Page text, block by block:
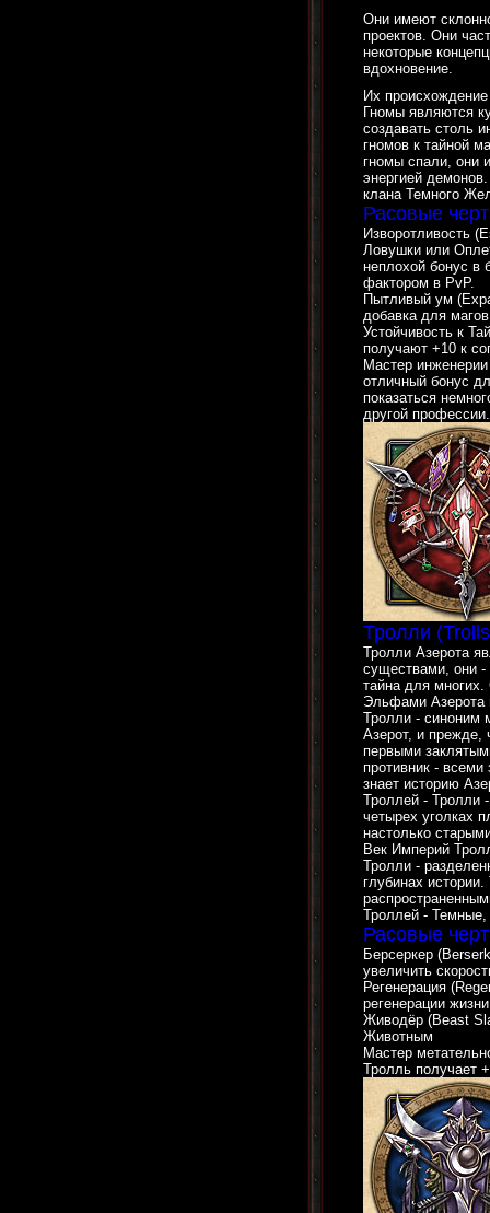
Они имеют
проектов. Они
некоторые
вдохновение.
Их
Гномы являются
создавать столь
гномов к тайной
гномы спали, они
энергией
клана Темного
Расовые
Изворотливость
Ловушки или
неплохой бонус в
фактором в PvP.
Пытливый ум
добавка для
Устойчивость к
получают +10 к
Мастер
отличный бонус
показаться
другой профессии.
Тролли
Тролли Азерота
существами, они -
тайна для
Эльфами Азерота
Тролли - синоним
Азерот, и
первыми
противник -
знает историю
Троллей - Тролли
четырех уголках
настолько
Век Империй
Тролли -
глубинах
Троллей -
Расовые
Берсеркер
увеличить
Регенерация
регенерации
Живодёр (Beast
Животным
Мастер
Тролль получает